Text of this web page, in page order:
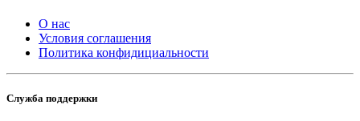
О нас
Условия соглашения
Политика конфидициальности
Служба поддержки